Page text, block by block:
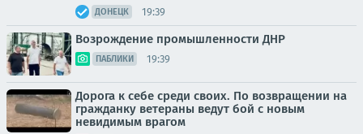
ДОНЕЦК 19:39
Возрождение промышленности ДНР
ПАБЛИКИ 19:39
Дорога к себе среди своих. По возвращении на
гражданку ветераны ведут бой с новым
невидимым врагом